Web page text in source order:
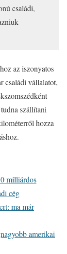
családi,
az iszonyatos
családi vállalatot,
szállítani
hozza
milliárdos
cég
ma már
amerikai